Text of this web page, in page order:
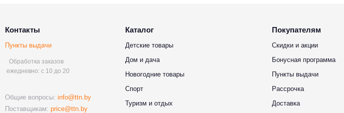
Контакты
Пункты выдачи
Обработка заказов
ежедневно: с 10 до 20
Общие вопросы: info@ttn.by
Поставщикам: price@ttn.by
Каталог
Детские товары
Дом и дача
Новогодние товары
Спорт
Туризм и отдых
Покупателям
Скидки и акции
Бонусная программа
Пункты выдачи
Рассрочка
Доставка